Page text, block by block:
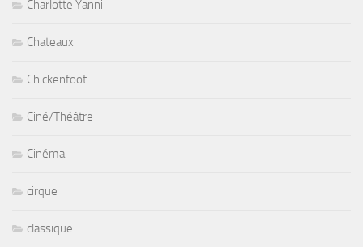
Charlotte Yanni
Chateaux
Chickenfoot
Ciné/Théâtre
Cinéma
cirque
classique